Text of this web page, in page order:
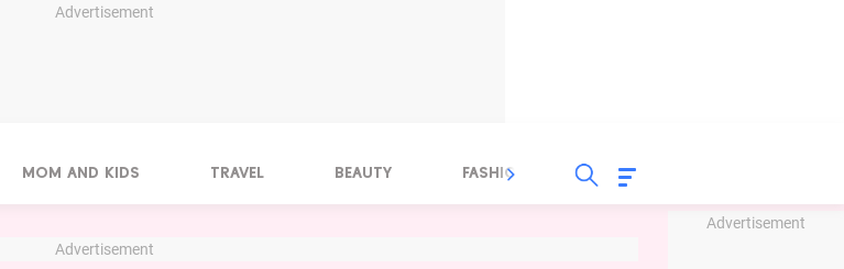
Advertisement
Advertisement
MOM AND KIDS TRAVEL BEAUTY FASHION FOOD
Advertisement